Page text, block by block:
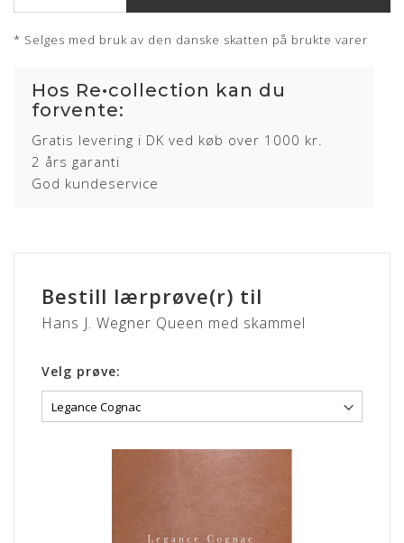
* Selges med bruk av den danske skatten på brukte varer
Hos Re•collection kan du
forvente:
Gratis levering i DK ved køb over 1000 kr.
2 års garanti
God kundeservice
Bestill lærprøve(r) til
Hans J. Wegner Queen med skammel
Velg prøve: